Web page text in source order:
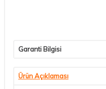
Garanti Bilgisi
Ürün Açıklaması